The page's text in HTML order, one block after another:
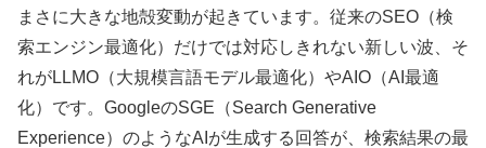
まさに大きな地殻変動が起きています。従来のSEO（検
索エンジン最適化）だけでは対応しきれない新しい波、そ
れがLLMO（大規模言語モデル最適化）やAIO（AI最適
化）です。GoogleのSGE（Search Generative
Experience）のようなAIが生成する回答が、検索結果の最